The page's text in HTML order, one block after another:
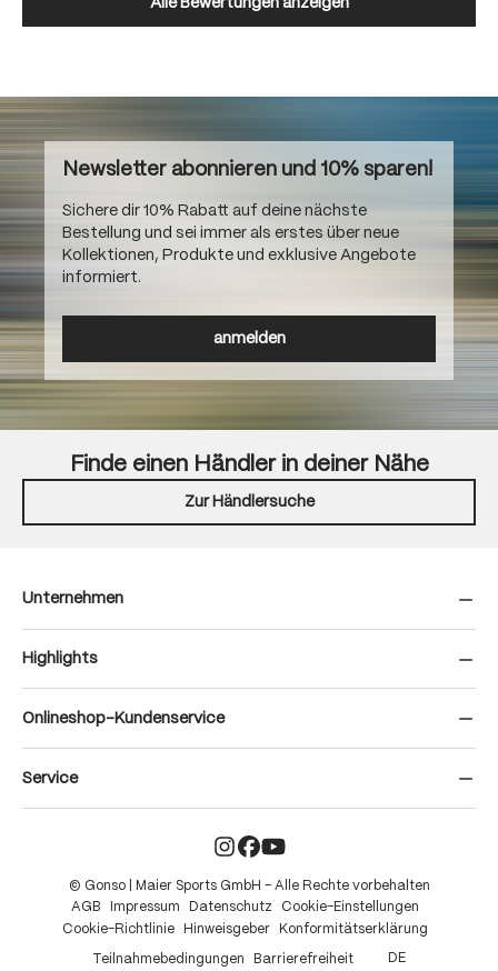
Alle Bewertungen anzeigen
Newsletter abonnieren und 10% sparen!
Sichere dir 10% Rabatt auf deine nächste
Bestellung und sei immer als erstes über neue
Kollektionen, Produkte und exklusive Angebote
informiert.
anmelden
Finde einen Händler in deiner Nähe
Zur Händlersuche
Unternehmen
Highlights
Onlineshop-Kundenservice
Service
© Gonso | Maier Sports GmbH – Alle Rechte vorbehalten
AGB
Impressum Datenschutz
Cookie-Einstellungen
Cookie-Richtlinie
Hinweisgeber Konformitätserklärung
Teilnahmebedingungen Barrierefreiheit DE